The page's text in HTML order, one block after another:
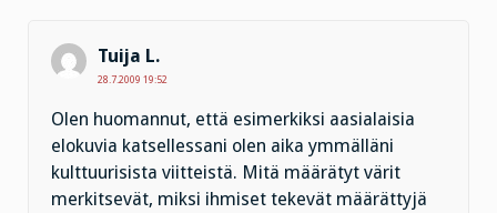
Tuija L.
28.7.2009 19:52
Olen huomannut, että esimerkiksi aasialaisia
elokuvia katsellessani olen aika ymmälläni
kulttuurisista viitteistä. Mitä määrätyt värit
merkitsevät, miksi ihmiset tekevät määrättyjä